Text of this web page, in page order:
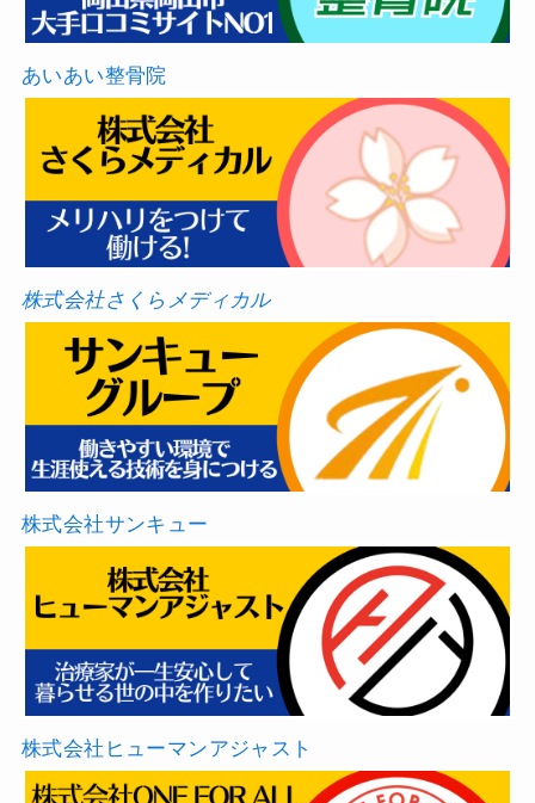
あいあい整骨院
株式会社さくらメディカル
株式会社サンキュー
株式会社ヒューマンアジャスト